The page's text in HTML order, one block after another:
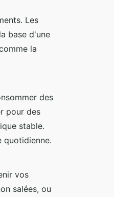
Les
base d'une
la
des
pour des
stable.
quotidienne.
vos
salées, ou